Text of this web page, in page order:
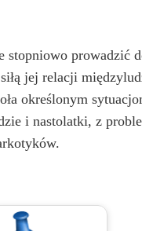
stopniowo prowadzić
jej relacji
określonym
i nastolatki, z